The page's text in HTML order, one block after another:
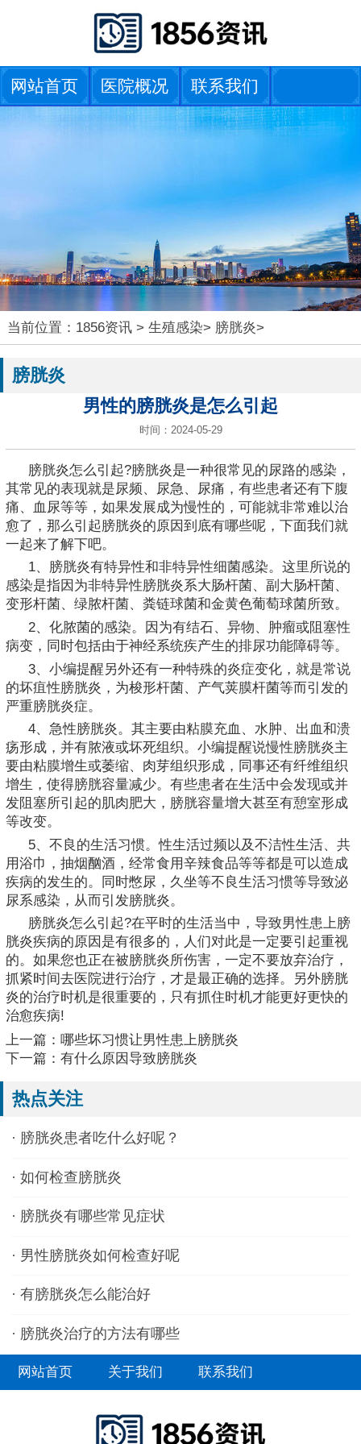
网站首页 医院概况 联系我们
当前位置： 1856资讯> 生殖感染> 膀胱炎>
膀胱炎
男性的膀胱炎是怎么引起
时间：2024-05-29
膀胱炎怎么引起?膀胱炎是一种很常见的尿路的感染，
其常见的表现就是尿频、尿急、尿痛，有些患者还有下腹
痛、血尿等等，如果发展成为慢性的，可能就非常难以治
愈了，那么引起膀胱炎的原因到底有哪些呢，下面我们就
一起来了解下吧。
1、膀胱炎有特异性和非特异性细菌感染。这里所说的
感染是指因为非特异性膀胱炎系大肠杆菌、副大肠杆菌、
变形杆菌、绿脓杆菌、粪链球菌和金黄色葡萄球菌所致。
2、化脓菌的感染。因为有结石、异物、肿瘤或阻塞性
病变，同时包括由于神经系统疾产生的排尿功能障碍等。
3、小编提醒另外还有一种特殊的炎症变化，就是常说
的坏疽性膀胱炎，为梭形杆菌、产气荚膜杆菌等而引发的
严重膀胱炎症。
4、急性膀胱炎。其主要由粘膜充血、水肿、出血和溃
疡形成，并有脓液或坏死组织。小编提醒说慢性膀胱炎主
要由粘膜增生或萎缩、肉芽组织形成，同事还有纤维组织
增生，使得膀胱容量减少。有些患者在生活中会发现或并
发阻塞所引起的肌肉肥大，膀胱容量增大甚至有憩室形成
等改变。
5、不良的生活习惯。性生活过频以及不洁性生活、共
用浴巾，抽烟酗酒，经常食用辛辣食品等等都是可以造成
疾病的发生的。同时憋尿，久坐等不良生活习惯等导致泌
尿系感染，从而引发膀胱炎。
膀胱炎怎么引起?在平时的生活当中，导致男性患上膀
胱炎疾病的原因是有很多的，人们对此是一定要引起重视
的。如果您也正在被膀胱炎所伤害，一定不要放弃治疗，
抓紧时间去医院进行治疗，才是最正确的选择。另外膀胱
炎的治疗时机是很重要的，只有抓住时机才能更好更快的
治愈疾病!
上一篇： 哪些坏习惯让男性患上膀胱炎
下一篇： 有什么原因导致膀胱炎
热点关注
· 膀胱炎患者吃什么好呢？
· 如何检查膀胱炎
· 膀胱炎有哪些常见症状
· 男性膀胱炎如何检查好呢
· 有膀胱炎怎么能治好
· 膀胱炎治疗的方法有哪些
网站首页 关于我们 联系我们